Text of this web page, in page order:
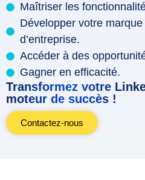
Maîtriser les
Développer votre
d’entreprise.
Accéder à des
Gagner en efficacité.
Transformez votre
moteur de succès !
Contactez-nous